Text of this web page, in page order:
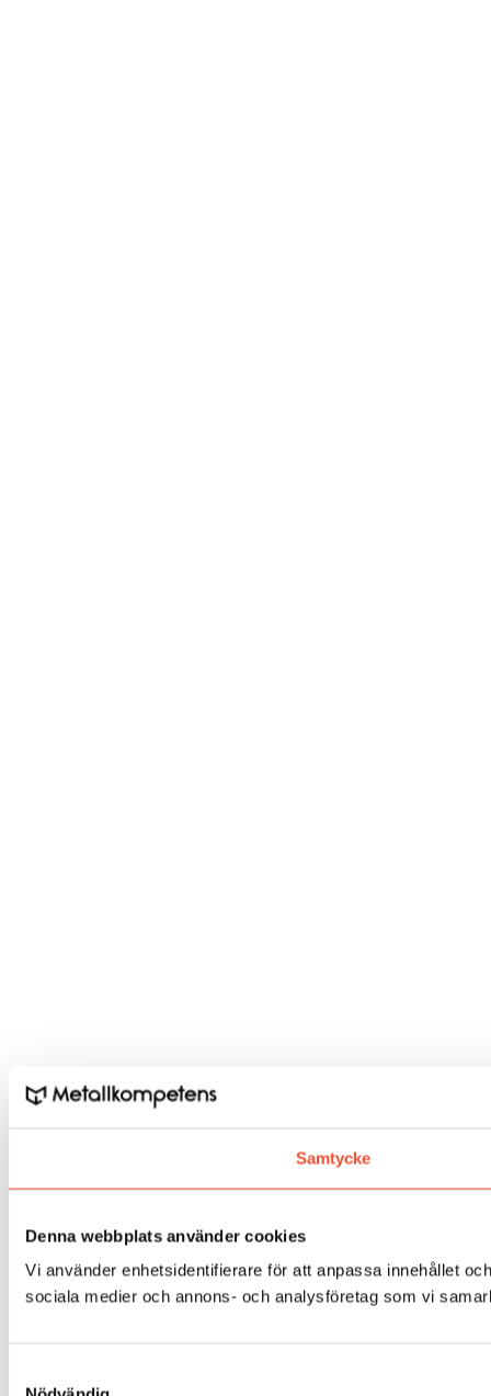
Samtycke
Denna webbplats använder cookies
Vi använder enhetsidentifierare för att anpassa innehållet
sociala medier och annons- och analysföretag som vi